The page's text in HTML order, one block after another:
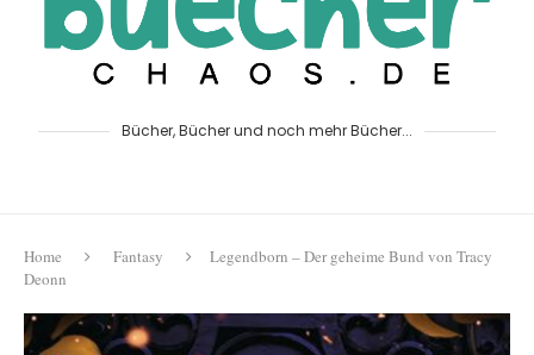
Bücher, Bücher und noch mehr Bücher...
Home Fantasy
Legendborn – Der geheime Bund von Tracy
Deonn